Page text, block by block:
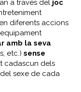
a través del joc
diferents accions
amb la seva
etc.) sense
cadascun dels
sexe de cada